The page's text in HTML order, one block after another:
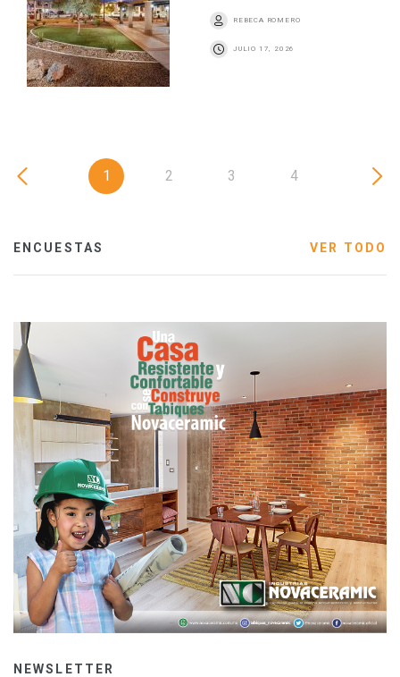
REBECA ROMERO
JULIO 17, 2026
1 2 3 4
ENCUESTAS VER TODO
NEWSLETTER